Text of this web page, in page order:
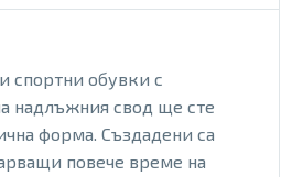
спортни обувки с
надлъжния свод ще сте
форма. Създадени са
повече време на